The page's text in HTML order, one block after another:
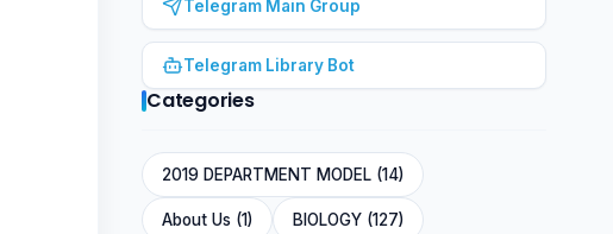
Telegram Main Group
Telegram Library Bot
Categories
2019 DEPARTMENT MODEL (14)
About Us (1) BIOLOGY (127)